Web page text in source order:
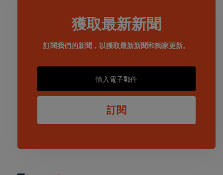
獲取最新新聞
訂閱我們的新聞，以獲取最新新聞和獨家更新。
訂閱